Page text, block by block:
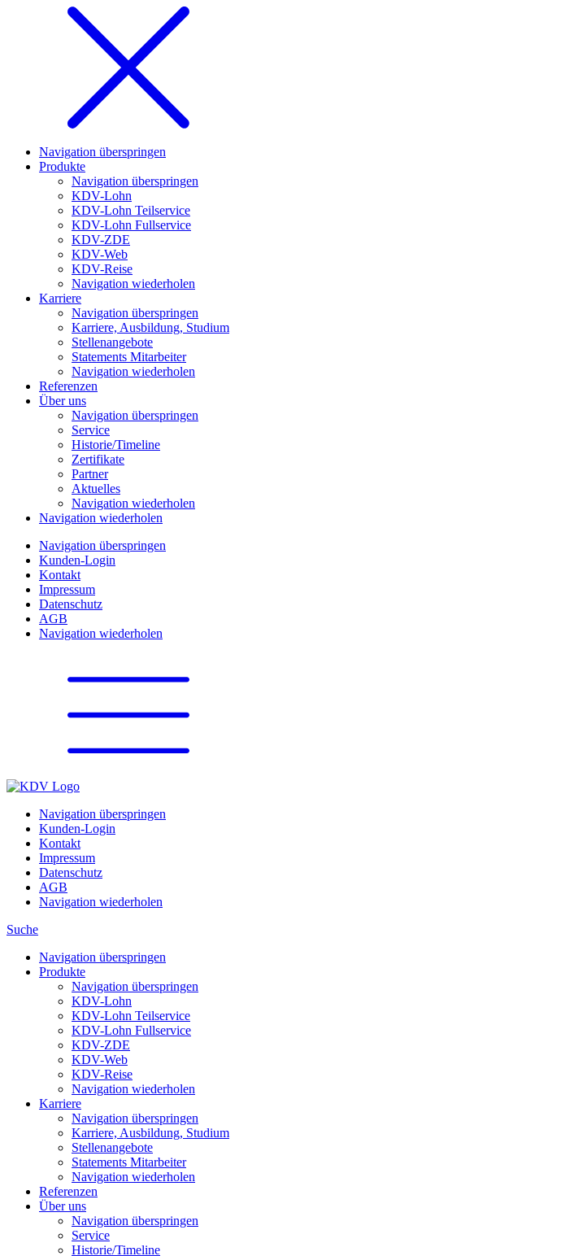
Navigation überspringen
Produkte
Navigation überspringen
KDV-Lohn
KDV-Lohn Teilservice
KDV-Lohn Fullservice
KDV-ZDE
KDV-Web
KDV-Reise
Navigation wiederholen
Karriere
Navigation überspringen
Karriere, Ausbildung, Studium
Stellenangebote
Statements Mitarbeiter
Navigation wiederholen
Referenzen
Über uns
Navigation überspringen
Service
Historie/Timeline
Zertifikate
Partner
Aktuelles
Navigation wiederholen
Navigation wiederholen
Navigation überspringen
Kunden-Login
Kontakt
Impressum
Datenschutz
AGB
Navigation wiederholen
Navigation überspringen
Kunden-Login
Kontakt
Impressum
Datenschutz
AGB
Navigation wiederholen
Suche
Navigation überspringen
Produkte
Navigation überspringen
KDV-Lohn
KDV-Lohn Teilservice
KDV-Lohn Fullservice
KDV-ZDE
KDV-Web
KDV-Reise
Navigation wiederholen
Karriere
Navigation überspringen
Karriere, Ausbildung, Studium
Stellenangebote
Statements Mitarbeiter
Navigation wiederholen
Referenzen
Über uns
Navigation überspringen
Service
Historie/Timeline